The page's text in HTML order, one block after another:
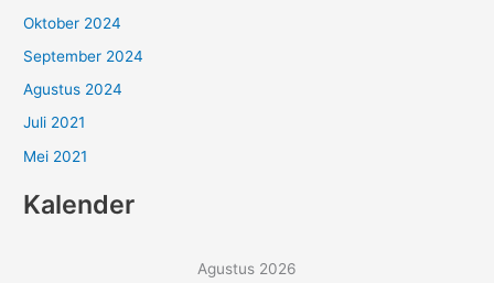
Oktober 2024
September 2024
Agustus 2024
Juli 2021
Mei 2021
Kalender
Agustus 2026